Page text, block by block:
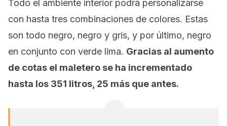
Todo el ambiente interior podrá personalizarse
con hasta tres combinaciones de colores. Estas
son todo negro, negro y gris, y por último, negro
en conjunto con verde lima. Gracias al aumento
de cotas el maletero se ha incrementado
hasta los 351 litros, 25 más que antes.